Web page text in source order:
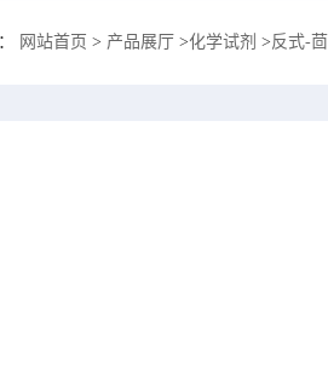
网站首页 > 产品展厅 >化学试剂 >反式-